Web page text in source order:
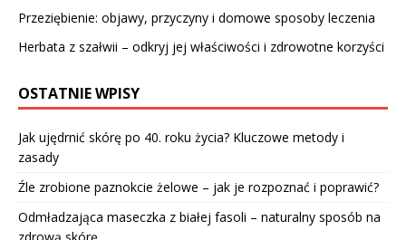
Przeziębienie: objawy, przyczyny i domowe sposoby leczenia
Herbata z szałwii – odkryj jej właściwości i zdrowotne korzyści
OSTATNIE WPISY
Jak ujędrnić skórę po 40. roku życia? Kluczowe metody i
zasady
Źle zrobione paznokcie żelowe – jak je rozpoznać i poprawić?
Odmładzająca maseczka z białej fasoli – naturalny sposób na